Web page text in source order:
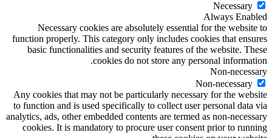
Necessary
Always Enabled
Necessary cookies are absolutely essential for the website to
function properly. This category only includes cookies that ensures
basic functionalities and security features of the website. These
cookies do not store any personal information.
Non-necessary
Non-necessary
Any cookies that may not be particularly necessary for the website
to function and is used specifically to collect user personal data via
analytics, ads, other embedded contents are termed as non-necessary
cookies. It is mandatory to procure user consent prior to running